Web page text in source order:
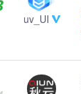
uv_UI